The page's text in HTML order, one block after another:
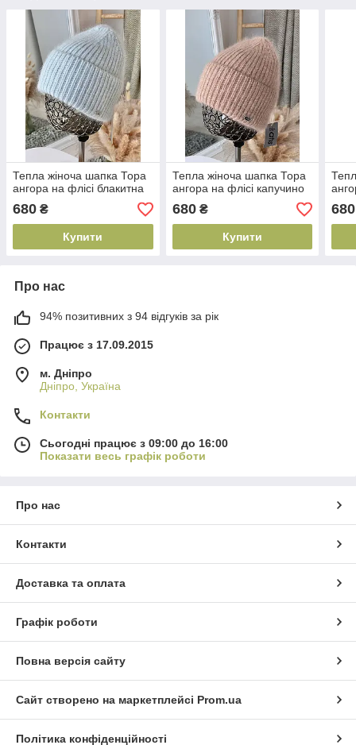
Тепла жіноча шапка Тора
ангора на флісі блакитна
680 ₴
Купити
Тепла жіноча шапка Тора
ангора на флісі капучино
680₴
Купити
680
Про нас
94% позитивних з 94 відгуків за рік
Працює з 17.09.2015
м. Дніпро
Дніпро, Україна
Контакти
Сьогодні працює з 09:00 до 16:00
Показати весь графік роботи
Про нас
Контакти
Доставка та оплата
Графік роботи
Повна версія сайту
Сайт створено на маркетплейсі Prom.ua
Політика конфіденційності